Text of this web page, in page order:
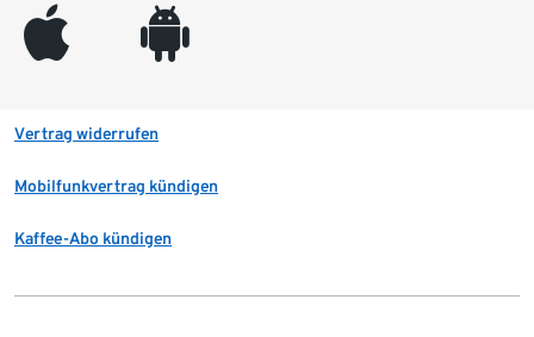
appleinc android
Vertrag widerrufen
Mobilfunkvertrag kündigen
Kaffee-Abo kündigen